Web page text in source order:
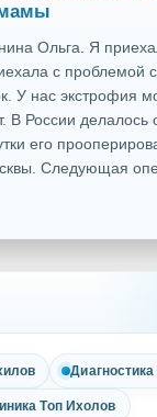
Ольга. Я
с проблемой
У нас экстрофия
В России делалось
его
Следующая
Топ Ихолов